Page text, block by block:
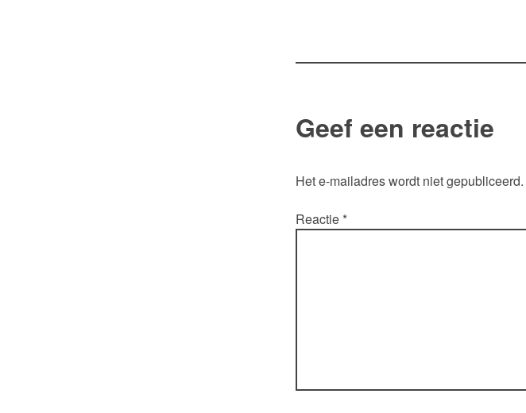
Geef een reactie
Het e-mailadres wordt niet gepubliceerd.
Reactie *